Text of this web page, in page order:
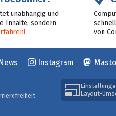
unabhängig und
Inhalte, sondern
von
Instagram
Layout-